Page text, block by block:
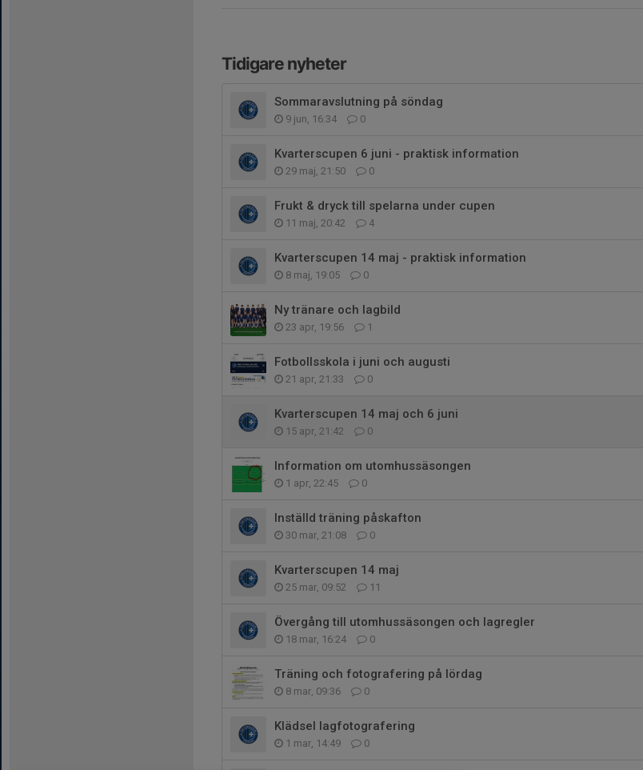
Tidigare nyheter
Sommaravslutning på söndag
9 jun, 16:34 0
Kvarterscupen 6 juni - praktisk information
29 maj, 21:50 0
Frukt & dryck till spelarna under cupen
11 maj, 20:42 4
Kvarterscupen 14 maj - praktisk information
8 maj, 19:05 0
Ny tränare och lagbild
23 apr, 19:56 1
Fotbollsskola i juni och augusti
21 apr, 21:33 0
Kvarterscupen 14 maj och 6 juni
15 apr, 21:42 0
Information om utomhussäsongen
1 apr, 22:45 0
Inställd träning påskafton
30 mar, 21:08 0
Kvarterscupen 14 maj
25 mar, 09:52 11
Övergång till utomhussäsongen och lagregler
18 mar, 16:24 0
Träning och fotografering på lördag
8 mar, 09:36 0
Klädsel lagfotografering
1 mar, 14:49 0